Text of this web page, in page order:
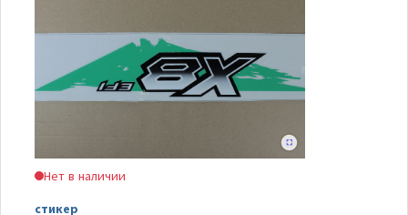
Нет в наличии
стикер